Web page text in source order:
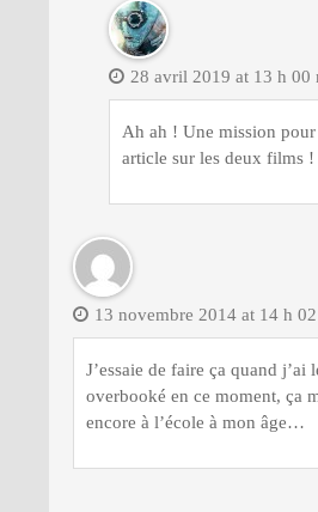
28 avril 2019 at 13 h 00
Ah ah ! Une mission
article sur les deux films !
13 novembre 2014 at 14 h
J’essaie de faire ça quand j’ai
overbooké en ce moment, ça
encore à l’école à mon âge…